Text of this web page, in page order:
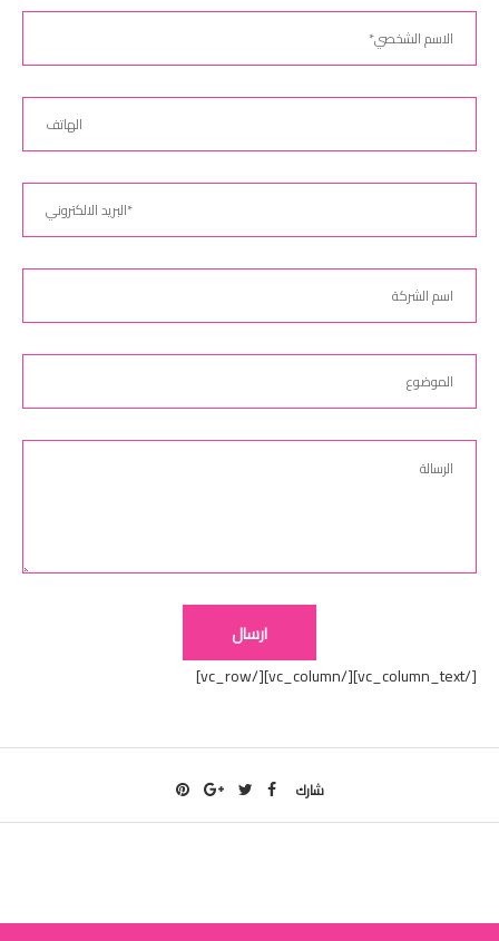
[/vc_column_text][/vc_column][/vc_row]
شارك